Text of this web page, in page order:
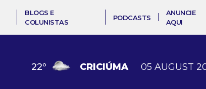
BLOGS E
COLUNISTAS
PODCASTS
ANUNCIE
AQUI
22º CRICIÚMA 05 AUGUST